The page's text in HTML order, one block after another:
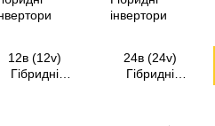
12в (12v)
Гібридні
24в (24v)
Гібридні